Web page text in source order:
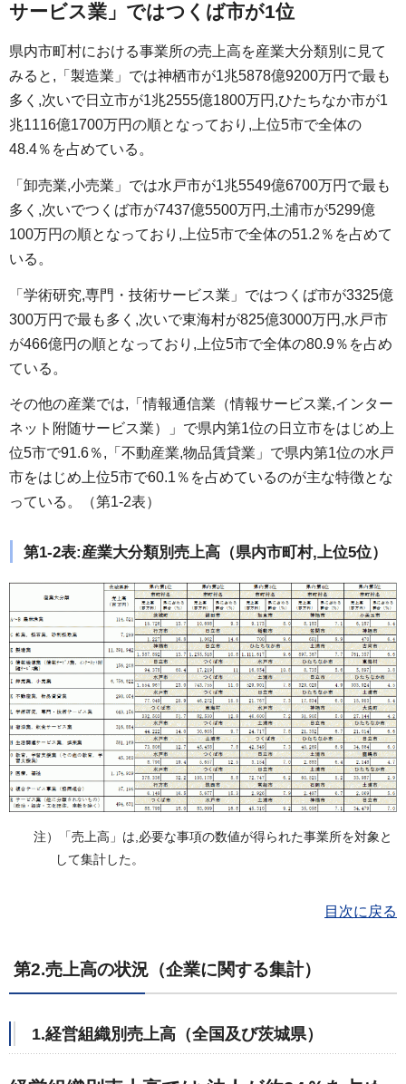
サービス業」ではつくば市が1位
県内市町村における事業所の売上高を産業大分類別に見て
みると,「製造業」では神栖市が1兆5878億9200万円で最も
多く,次いで日立市が1兆2555億1800万円,ひたちなか市が1
兆1116億1700万円の順となっており,上位5市で全体の
48.4％を占めている。
「卸売業,小売業」では水戸市が1兆5549億6700万円で最も
多く,次いでつくば市が7437億5500万円,土浦市が5299億
100万円の順となっており,上位5市で全体の51.2％を占めて
いる。
「学術研究,専門・技術サービス業」ではつくば市が3325億
300万円で最も多く,次いで東海村が825億3000万円,水戸市
が466億円の順となっており,上位5市で全体の80.9％を占め
ている。
その他の産業では,「情報通信業（情報サービス業,インター
ネット附随サービス業）」で県内第1位の日立市をはじめ上
位5市で91.6％,「不動産業,物品賃貸業」で県内第1位の水戸
市をはじめ上位5市で60.1％を占めているのが主な特徴とな
っている。（第1-2表）
第1-2表:産業大分類別売上高（県内市町村,上位5位）
注）「売上高」は,必要な事項の数値が得られた事業所を対象と
して集計した。
目次に戻る
第2.売上高の状況（企業に関する集計）
1.経営組織別売上高（全国及び茨城県）